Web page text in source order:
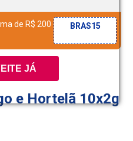
JÁ
de R$ 200
BRAS15
e Hortelã 10x2g